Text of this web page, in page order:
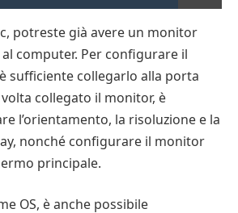
potreste già avere un monitor
computer. Per configurare il
sufficiente collegarlo alla porta
volta collegato il monitor, è
l’orientamento, la risoluzione e la
nonché configurare il monitor
principale.
OS, è anche possibile